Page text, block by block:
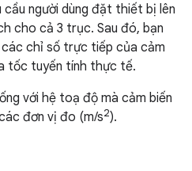
người dùng đặt thiết bị lên
cho cả 3 trục. Sau đó, bạn
chỉ số trực tiếp của cảm
tốc tuyến tính thực tế.
với hệ toạ độ mà cảm biến
đơn vị đo (m/s2).